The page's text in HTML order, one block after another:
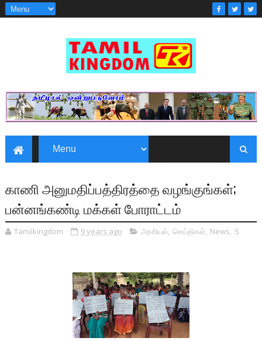
காணி அனுமதிப்பத்திரத்தை வழங்குங்கள்;
பன்னங்கண்டி மக்கள் போராட்டம்
Tamilkingdom 9 years ago அரசியல், செய்திகள், News, S